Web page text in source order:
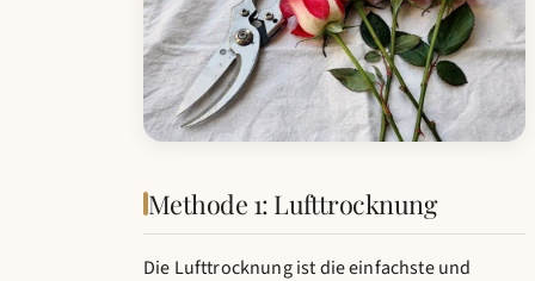
Methode 1: Lufttrocknung
Die Lufttrocknung ist die einfachste und